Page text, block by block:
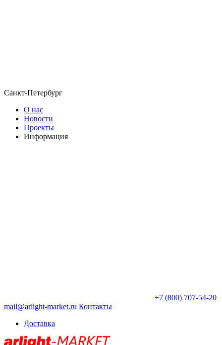
Санкт-Петербург
О нас
Новости
Проекты
Информация
+7 (800) 707-54-20
mail@arlight-market.ru Контакты
Доставка